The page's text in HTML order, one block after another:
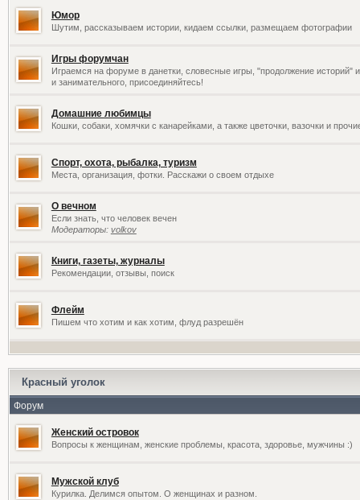
Юмор
Шутим, рассказываем истории, кидаем ссылки, размещаем фотографии
Игры форумчан
Играемся на форуме в данетки, словесные игры, "продолжение историй"
и занимательного, присоединяйтесь!
Домашние любимцы
Кошки, собаки, хомячки с канарейками, а также цветочки, вазочки и
Спорт, охота, рыбалка, туризм
Места, организация, фотки. Расскажи о своем отдыхе
О вечном
Если знать, что человек вечен
Модераторы: volkov
Книги, газеты, журналы
Рекомендации, отзывы, поиск
Флейм
Пишем что хотим и как хотим, флуд разрешён
Красный уголок
Форум
Женский островок
Вопросы к женщинам, женские проблемы, красота, здоровье, мужчины :)
Мужской клуб
Курилка. Делимся опытом. О женщинах и разном.